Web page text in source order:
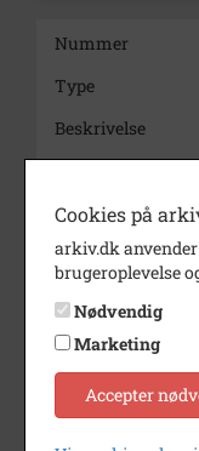
Nummer
Type
Beskrivelse
Årstal
Dateringsnote
Fotograf
Se på kort
Type
Cookies på
arkiv.dk
brugeroplevelse
Nødvendig
Marketing
Accepter